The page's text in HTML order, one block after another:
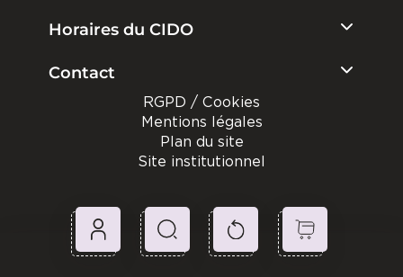
Horaires du CIDO
Contact
RGPD / Cookies
Mentions légales
Plan du site
Site institutionnel